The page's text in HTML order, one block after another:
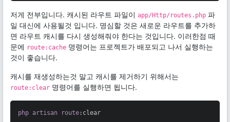
저게 전부입니다. 캐시된 라우트 파일이 app/Http/routes.php 파
일 대신에 사용될것 입니다. 명심할 것은 새로운 라우트를 추가하
면 라우트 캐시를 다시 생성해줘야 한다는 것입니다. 이러한점 때
문에 route:cache 명령어는 프로젝트가 배포되고 나서 실행하는
것이 좋습니다.
캐시를 재생성하는것 말고 캐시를 제거하기 위해서는
route:clear 명령어를 실행하면 됩니다.
php artisan route :clear